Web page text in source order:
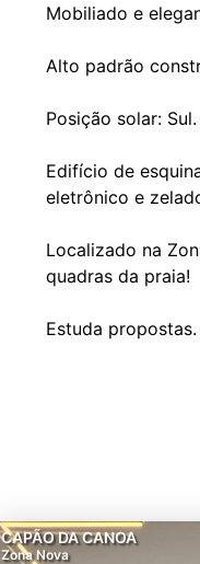
Mobiliado e
Alto padrão
Posição solar: Sul.
Edifício de
eletrônico e
Localizado na
quadras da praia!
CAPÃO DA CANOA
Zona Nova